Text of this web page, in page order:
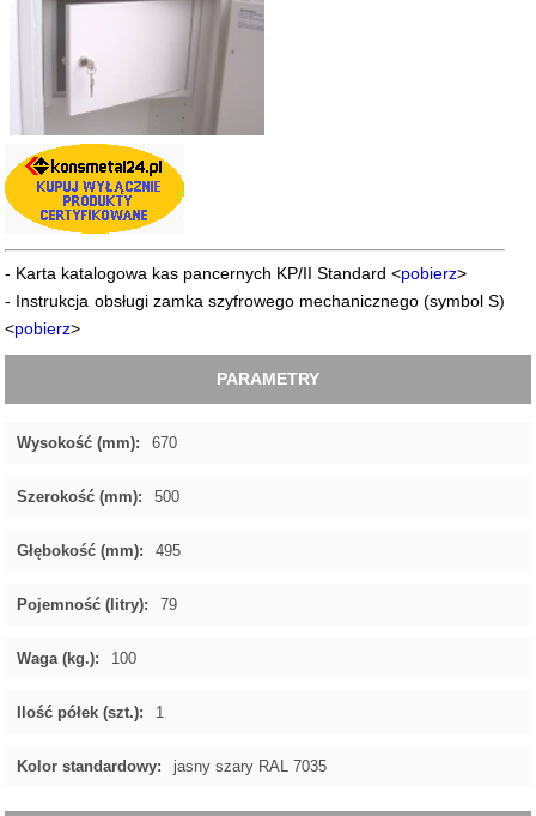
- Karta katalogowa kas pancernych KP/II Standard<pobierz>
- Instrukcja obsługi zamka szyfrowego mechanicznego (symbol S)
<pobierz>
PARAMETRY
Wysokość (mm): 670
Szerokość (mm): 500
Głębokość (mm): 495
Pojemność (litry): 79
Waga (kg.): 100
Ilość półek (szt.): 1
Kolor standardowy: jasny szary RAL 7035